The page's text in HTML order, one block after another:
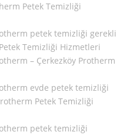
Petek Temizliği
petek temizliği gerekli
Temizliği Hizmetleri
– Çerkezköy Protherm
evde petek temizliği
Petek Temizliği
petek temizliği